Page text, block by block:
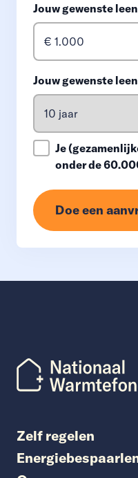
Jouw gewenste
Jouw gewenste
Je
onder de
Doe een
Zelf regelen